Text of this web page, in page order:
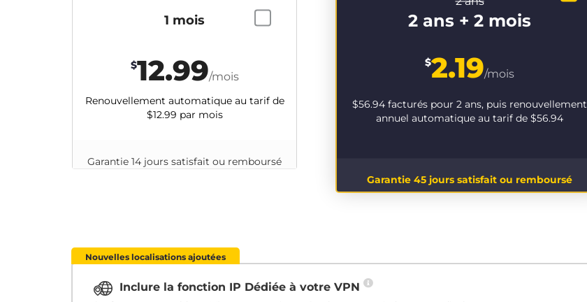
2 ans + 2 mois
$2.19/mois
$56.94 facturés pour 2 ans, puis renouvellement
annuel automatique au tarif de $56.94
Garantie 45 jours satisfait ou remboursé
1 mois
$12.99/mois
Renouvellement automatique au tarif de
$12.99 par mois
Garantie 14 jours satisfait ou remboursé
Nouvelles localisations ajoutées
Inclure la fonction IP Dédiée à votre VPN